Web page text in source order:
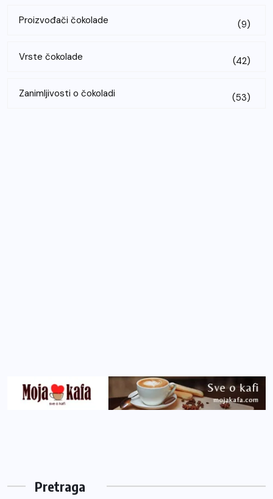
Proizvođači čokolade (9)
Vrste čokolade (42)
Zanimljivosti o čokoladi (53)
Pretraga